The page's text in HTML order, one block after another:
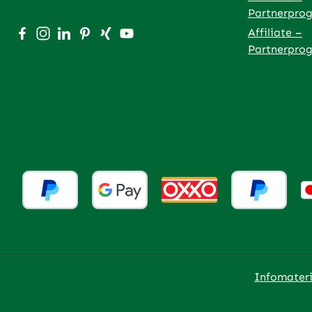
Konzentration in die Nieren gelangen.
Außerdem wird vermutet, dass ein großer
Teil der sekundären Pflanzeninhaltsstoffe
je nach Größe und Körpergewicht des
Tieres 1-3 Tropfen in den Händen
und auf dem ersten Drittel des Tieres
Geraniol. Kann allergische Reaktionen
Besuche uns auf Facebook – öffnet in neuem Tab
Schau auf Instagram vorbei – öffnet in neuem Tab
Vernetze dich mit uns auf LinkedIn – öffnet in
Lass dich auf Pinterest inspirieren – öffnet
Vernetze dich mit uns auf Xing – öffnet
Sieh dir unsere Videos aufAffiliate –